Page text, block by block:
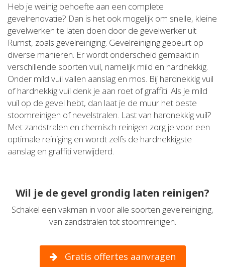
Heb je weinig behoefte aan een complete
gevelrenovatie? Dan is het ook mogelijk om snelle, kleine
gevelwerken te laten doen door de gevelwerker uit
Rumst, zoals gevelreiniging. Gevelreiniging gebeurt op
diverse manieren. Er wordt onderscheid gemaakt in
verschillende soorten vuil, namelijk mild en hardnekkig.
Onder mild vuil vallen aanslag en mos. Bij hardnekkig vuil
of hardnekkig vuil denk je aan roet of graffiti. Als je mild
vuil op de gevel hebt, dan laat je de muur het beste
stoomreinigen of nevelstralen. Last van hardnekkig vuil?
Met zandstralen en chemisch reinigen zorg je voor een
optimale reiniging en wordt zelfs de hardnekkigste
aanslag en graffiti verwijderd.
Wil je de gevel grondig laten reinigen?
Schakel een vakman in voor alle soorten gevelreiniging,
van zandstralen tot stoomreinigen.
Gratis offertes aanvragen